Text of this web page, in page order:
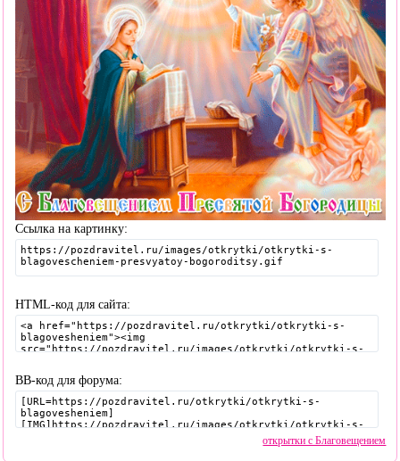
Ссылка на картинку:
HTML-код для сайта:
BB-код для форума:
открытки с Благовещением